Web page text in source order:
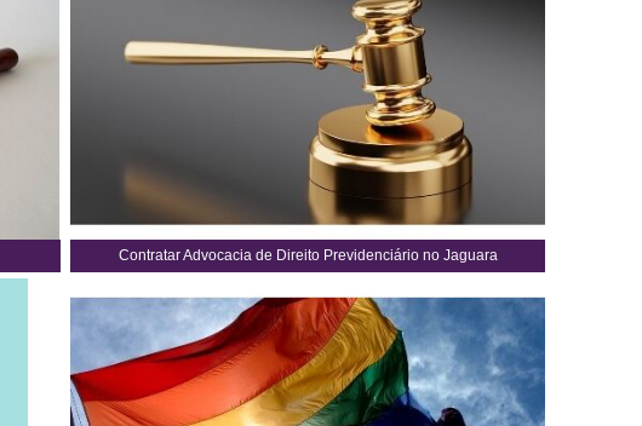
Contratar Advocacia de Direito Previdenciário no Jaguara